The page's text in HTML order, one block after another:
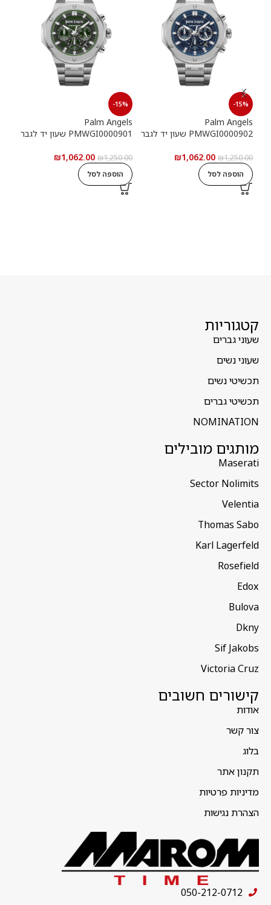
-15%
Palm Angels
PMWGI0000902 שעון יד לגבר
₪1,250.00
₪1,062.00
הוספה לסל
-15%
Palm Angels
PMWGI0000901 שעון יד לגבר
₪1,250.00
₪1,062.00
הוספה לסל
קטגוריות
שעוני גברים
שעוני נשים
תכשיטי נשים
תכשיטי גברים
NOMINATION
מותגים מובילים
Maserati
Sector Nolimits
Velentia
Thomas Sabo
Karl Lagerfeld
Rosefield
Edox
Bulova
Dkny
Sif Jakobs
Victoria Cruz
קישורים חשובים
אודות
צור קשר
בלוג
תקנון אתר
מדיניות פרטיות
הצהרת נגישות
050-212-0712